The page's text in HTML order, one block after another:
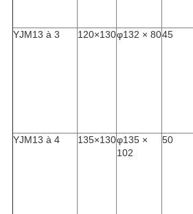
YJM13 à 3 120×130φ132 × 8045
YJM13 à 4 135×130φ135 ×
102
50